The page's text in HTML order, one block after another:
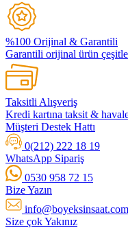
%100 Orijinal & Garantili
Garantili orijinal ürün
Taksitli Alışveriş
Kredi kartına taksit &
Müşteri Destek Hattı
0(212) 222 18 19
WhatsApp Sipariş
0530 958 72 15
Bize Yazın
info@boyeksinsaat.com
Size çok Yakınız